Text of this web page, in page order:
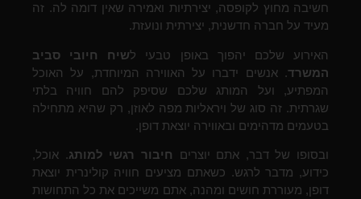
חשיבה מחוץ לקופסה, יצירתיות ואמירה שאין דומה לה. זה
מעיד על חברה חדשנית, יצירתית ונועזת.
האירוע שלכם יהפוך באופן טבעי לשיח חיובי סביב
המשרד. אנשים ידברו על האווירה המיוחדת, על האוכל
המפתיע, ועל המותג שלכם שסיפק להם חוויה בלתי
שגרתית. זה סוג של ויראליות מפה לאוזן, רק שהיא מתחילה
בטעמים מדהימים ובאווירה יוצאת דופן.
ובסופו של דבר, אתם יוצרים חיבור רגשי למותג. אוכל,
כידוע, מדבר לרגש. כשאתם מציעים חוויה קולינרית יוצאת
דופן, מעוררת חושים ומהנה, אתם משייכים את כל התחושות